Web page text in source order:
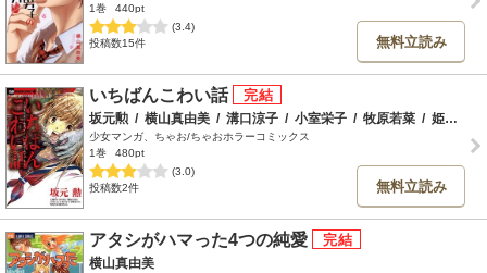
1巻
440pt
(3.4)
投稿数15件
無料立読み
いちばんこわい話
坂元勲 / 横山真由美 / 溝口涼子 / 小室栄子 / 牧原若菜 / 姫川きらら
少女マンガ、ちゃお/ちゃおホラーコミックス
1巻
480pt
(3.0)
投稿数2件
無料立読み
アタシがハマった4つの純愛
横山真由美